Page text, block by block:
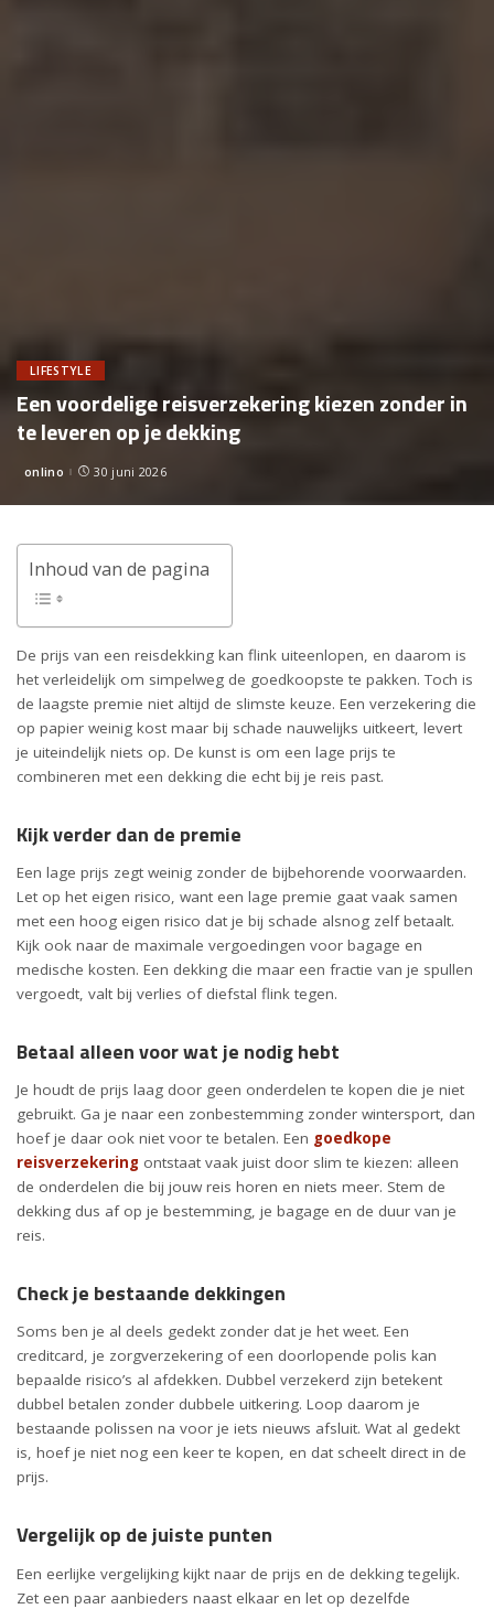
LIFESTYLE
Een voordelige reisverzekering kiezen zonder in
te leveren op je dekking
Posted
onlino 30 juni 2026
Inhoud van de pagina
De prijs van een reisdekking kan flink uiteenlopen, en daarom is
het verleidelijk om simpelweg de goedkoopste te pakken. Toch is
de laagste premie niet altijd de slimste keuze. Een verzekering die
op papier weinig kost maar bij schade nauwelijks uitkeert, levert
je uiteindelijk niets op. De kunst is om een lage prijs te
combineren met een dekking die echt bij je reis past.
Kijk verder dan de premie
Een lage prijs zegt weinig zonder de bijbehorende voorwaarden.
Let op het eigen risico, want een lage premie gaat vaak samen
met een hoog eigen risico dat je bij schade alsnog zelf betaalt.
Kijk ook naar de maximale vergoedingen voor bagage en
medische kosten. Een dekking die maar een fractie van je spullen
vergoedt, valt bij verlies of diefstal flink tegen.
Betaal alleen voor wat je nodig hebt
Je houdt de prijs laag door geen onderdelen te kopen die je niet
gebruikt. Ga je naar een zonbestemming zonder wintersport, dan
hoef je daar ook niet voor te betalen. Een goedkope
reisverzekering ontstaat vaak juist door slim te kiezen: alleen
de onderdelen die bij jouw reis horen en niets meer. Stem de
dekking dus af op je bestemming, je bagage en de duur van je
reis.
Check je bestaande dekkingen
Soms ben je al deels gedekt zonder dat je het weet. Een
creditcard, je zorgverzekering of een doorlopende polis kan
bepaalde risico’s al afdekken. Dubbel verzekerd zijn betekent
dubbel betalen zonder dubbele uitkering. Loop daarom je
bestaande polissen na voor je iets nieuws afsluit. Wat al gedekt
is, hoef je niet nog een keer te kopen, en dat scheelt direct in de
prijs.
Vergelijk op de juiste punten
Een eerlijke vergelijking kijkt naar de prijs en de dekking tegelijk.
Zet een paar aanbieders naast elkaar en let op dezelfde